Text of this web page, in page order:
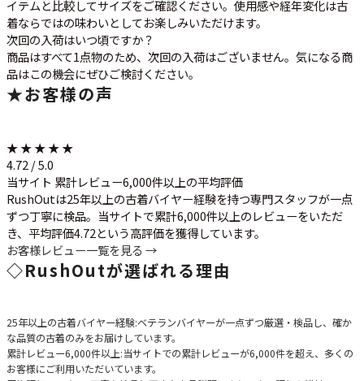
イテムと比較してサイズをご確認ください。使用感や経年変化は古
着ならではの味わいとしてお楽しみいただけます。
次回の入荷はいつ頃ですか？
商品はすべて1点物のため、次回の入荷はございません。気になる商
品はこの機会にぜひご検討ください。
★お客様の声
★ ★ ★ ★ ★
4.72 / 5.0
当サイト 累計レビュー6,000件以上の平均評価
RushOutは25年以上の古着バイヤー経験を持つ専門スタッフが一点
ずつ丁寧に検品。当サイトで累計6,000件以上のレビューをいただ
き、平均評価4.72という高評価を獲得しています。
お客様レビュー一覧を見る →
◇RushOutが選ばれる理由
25年以上の古着バイヤー経験:ベテランバイヤーが一点ずつ厳選・検品し、確か
な品質の古着のみをお届けしています。
累計レビュー6,000件以上:当サイトでの累計レビューが6,000件を超え、多くの
お客様にご利用いただいています。